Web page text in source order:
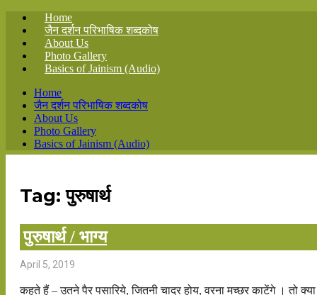
Home
जैन दर्शन परिभाषिक शब्दकोष
About Us
Photo Gallery
Basics of Jainism (Audio)
Home
जैन दर्शन परिभाषिक शब्दकोष
About Us
Photo Gallery
Basics of Jainism (Audio)
Tag: पुरुषार्थ
पुरुषार्थ / भाग्य
April 5, 2019
कहते हैं – उतने पैर पसारिये, जितनी चादर होय, वरना मच्छर काटेंगे । तो